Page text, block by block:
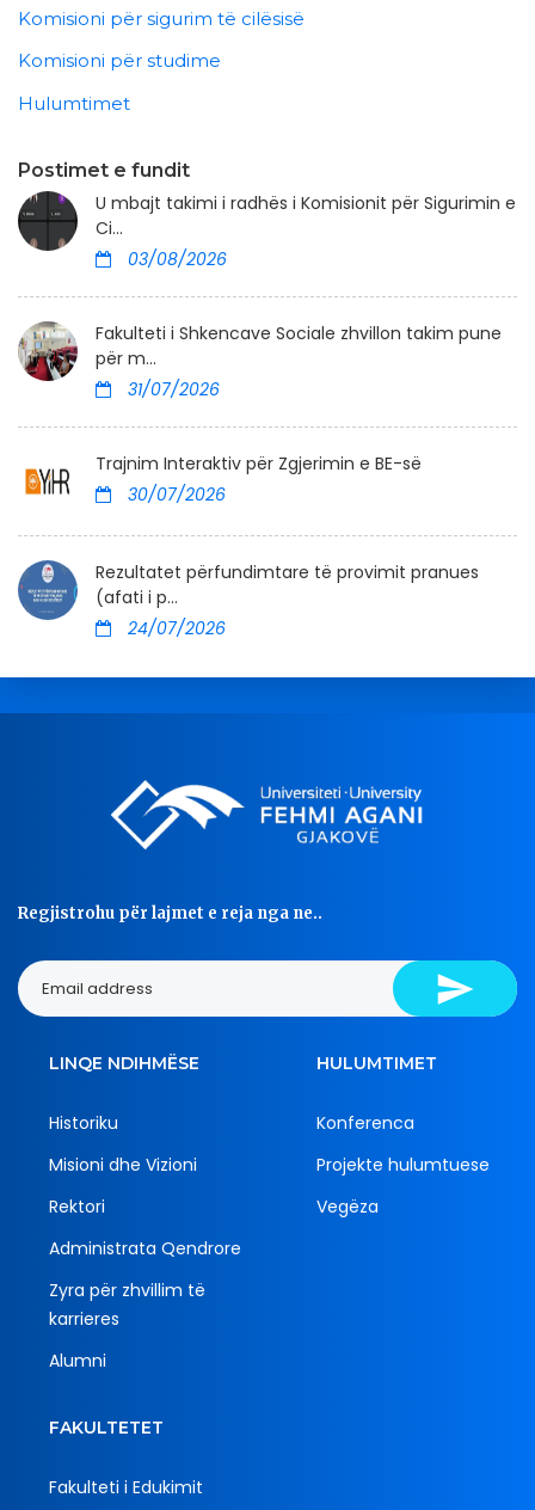
Komisioni për sigurim të cilësisë
Komisioni për studime
Hulumtimet
Postimet e fundit
U mbajt takimi i radhës i Komisionit për Sigurimin e
Ci...
03/08/2026
Fakulteti i Shkencave Sociale zhvillon takim pune
për m...
31/07/2026
Trajnim Interaktiv për Zgjerimin e BE-së
30/07/2026
Rezultatet përfundimtare të provimit pranues
(afati i p...
24/07/2026
Regjistrohu për lajmet e reja nga ne..
LINQE NDIHMËSE
Historiku
Misioni dhe Vizioni
Rektori
Administrata Qendrore
Zyra për zhvillim të
karrieres
Alumni
HULUMTIMET
Konferenca
Projekte hulumtuese
Vegëza
FAKULTETET
Fakulteti i Edukimit